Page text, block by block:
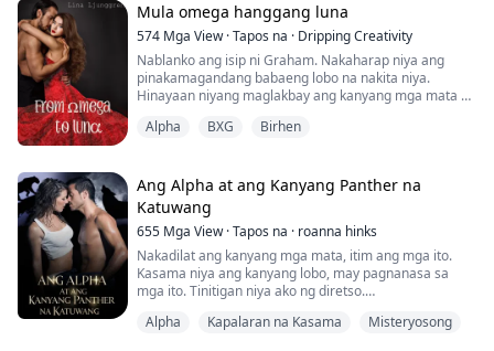
kung saan ko sila nakilala. Sina Quinn, Jack, at John, ang
triplets ...
Mula omega hanggang luna
574 Mga View·Tapos na · Dripping Creativity
Nablanko ang isip ni Graham. Nakaharap niya ang
pinakamagandang babaeng lobo na nakita niya.
Hinayaan niyang maglakbay ang kanyang mga mata sa
kurba sa mga lugar na nagpapatuyo ng kanyang bibig
Habang tinitingnan niya ang mukha nito, nagtagpo ang
kanilang mga mata, at sandaling huminto ang kanyang
paghinga.
...
Alpha BXG Birhen
Ang Alpha at ang Kanyang Panther na
Katuwang
655 Mga View·Tapos na · roanna hinks
Nakadilat ang kanyang mga mata, itim ang mga ito.
Kasama niya ang kanyang lobo, may pagnanasa sa
mga ito. Tinitigan niya ako ng diretso.
Hinawakan niya ako sa baywang at mariing hinalikan
Alpha Kapalaran na Kasama Misteryosong